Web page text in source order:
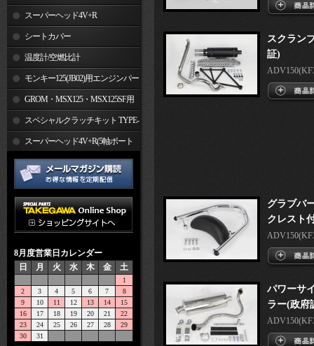
スーパーヘッド4V+R
シートカバー
温度計/空燃比計
モンキー125(JB02)用エンジンパー
ツ GROM・MSX125・MSX125SF用
エンジンパーツ
スペシャルクラッチキット TYPE-
スーパーヘッド4V+R(5軸ポート
加工)
8月度営業日カレンダー
日
月 火 水 木 金 土
1
2
3 4 5 6 7
8
9
10 11 12 13 14
15
16
17 18 19 20 21
22
23
24 25 26 27 28
29
30
31
スクラン
証)
グラブバ
クレスト
パワーサ
ラー(政府